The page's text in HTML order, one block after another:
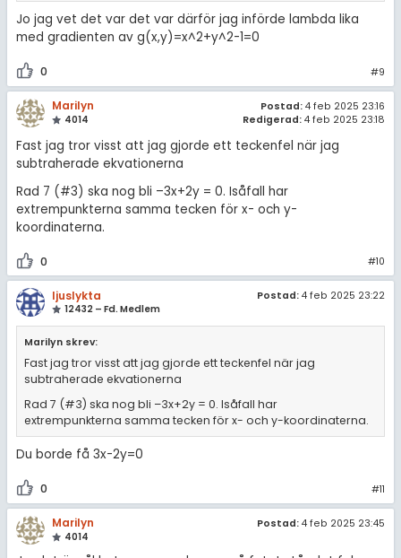
Jo jag vet det var det var därför jag införde lambda lika
med gradienten av g(x,y)=x^2+y^2-1=0
0 #9
Marilyn
4014
Postad: 4 feb 2025 23:16
Redigerad: 4 feb 2025 23:18
Fast jag tror visst att jag gjorde ett teckenfel när jag
subtraherade ekvationerna
Rad 7 (#3) ska nog bli –3x+2y = 0. Isåfall har
extrempunkterna samma tecken för x- och y-
koordinaterna.
0 #10
ljuslykta
12432 – Fd. Medlem
Postad: 4 feb 2025 23:22
Marilyn skrev:
Fast jag tror visst att jag gjorde ett teckenfel när jag
subtraherade ekvationerna
Rad 7 (#3) ska nog bli –3x+2y = 0. Isåfall har
extrempunkterna samma tecken för x- och y-koordinaterna.
Du borde få 3x-2y=0
0 #11
Marilyn
4014
Postad: 4 feb 2025 23:45